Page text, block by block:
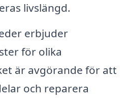
livslängd.
erbjuder
för olika
är avgörande för att
och reparera